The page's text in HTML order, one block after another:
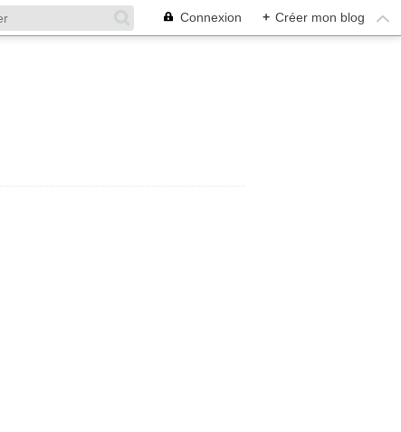
Connexion + Créer mon blog